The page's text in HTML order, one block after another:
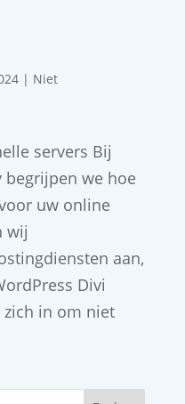
| Niet
servers Bij
begrijpen we hoe
uw online
wij
aan,
Divi
zich in om niet